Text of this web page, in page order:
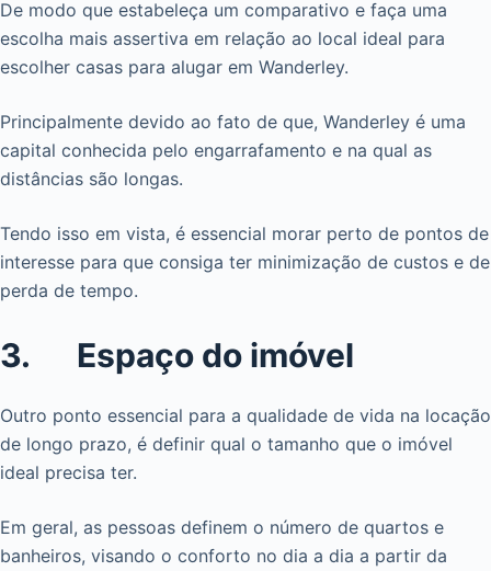
De modo que estabeleça um comparativo e faça uma
escolha mais assertiva em relação ao local ideal para
escolher casas para alugar em Wanderley.
Principalmente devido ao fato de que, Wanderley é uma
capital conhecida pelo engarrafamento e na qual as
distâncias são longas.
Tendo isso em vista, é essencial morar perto de pontos de
interesse para que consiga ter minimização de custos e de
perda de tempo.
3. Espaço do imóvel
Outro ponto essencial para a qualidade de vida na locação
de longo prazo, é definir qual o tamanho que o imóvel
ideal precisa ter.
Em geral, as pessoas definem o número de quartos e
banheiros, visando o conforto no dia a dia a partir da